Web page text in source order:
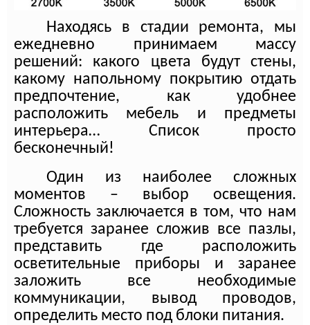
Находясь в стадии ремонта, мы
ежедневно принимаем массу
решений: какого цвета будут стены,
какому напольному покрытию отдать
предпочтение, как удобнее
расположить мебель и предметы
интерьера… Список просто
бесконечный!
Один из наиболее сложных
моментов – выбор освещения.
Сложность заключается в том, что нам
требуется заранее сложив все пазлы,
представить где расположить
осветительные приборы и заранее
заложить все необходимые
коммуникации, вывод проводов,
определить место под блоки питания.